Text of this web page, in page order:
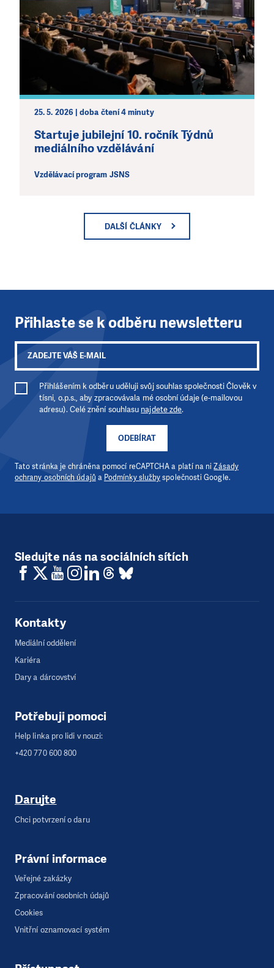
25. 5. 2026 | doba čtení 4 minuty
Startuje jubilejní 10. ročník Týdnů
mediálního vzdělávání
Vzdělávací program JSNS
DALŠÍ ČLÁNKY
Přihlaste se k odběru newsletteru
ODEBÍRAT
Přihlášením k odběru uděluji svůj souhlas společnosti Člověk v
tísni, o.p.s., aby zpracovávala mé osobní údaje (e-mailovou
adresu). Celé znění souhlasu najdete zde.
Tato stránka je chráněna pomocí reCAPTCHA a platí na niZásady
ochrany osobních údajů a Podmínky službyspolečnosti Google.
Sledujte nás na sociálních sítích
Kontakty
Mediální oddělení
Kariéra
Dary a dárcovství
Potřebuji pomoci
Help linka pro lidi v nouzi:
+420 770 600 800
Darujte
Chci potvrzení o daru
Právní informace
Veřejné zakázky
Zpracování osobních údajů
Cookies
Vnitřní oznamovací systém